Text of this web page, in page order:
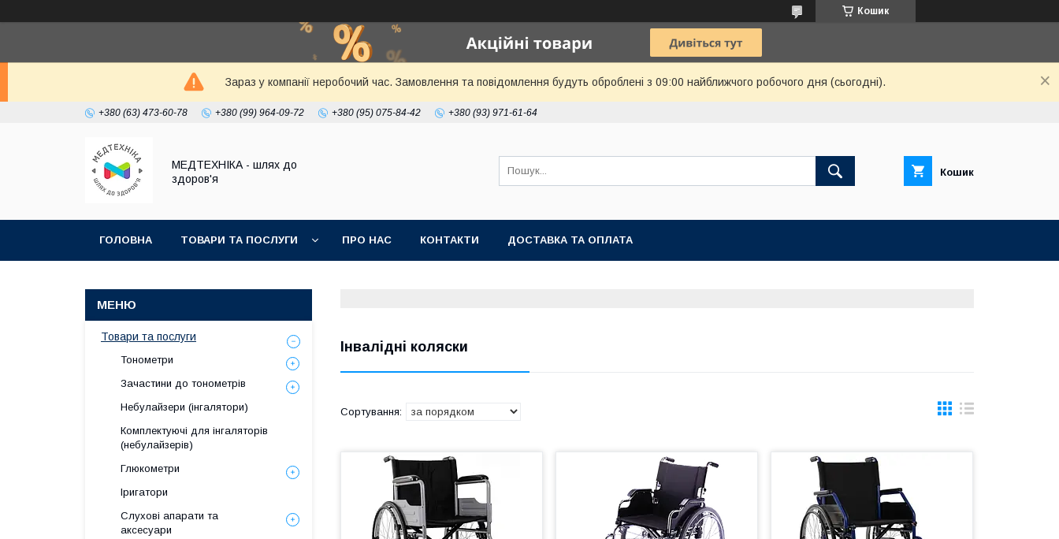
Кошик
Зараз у компанії неробочий час. Замовлення та повідомлення будуть оброблені з 09:00 найближчого робочого дня (сьогодні).
+380 (63) 473-60-78 +380 (99) 964-09-72 +380 (95) 075-84-42 +380 (93) 971-61-64
МЕДТЕХНІКА - шлях до
здоров'я
Кошик
ГОЛОВНА ТОВАРИ ТА ПОСЛУГИ ПРО НАС КОНТАКТИ ДОСТАВКА ТА ОПЛАТА
Інвалідні коляски
Товари та послуги
Тонометри
Зачастини до тонометрів
Небулайзери (інгалятори)
Комплектуючі для інгаляторів
(небулайзерів)
Глюкометри
Іригатори
Слухові апарати та
аксесуари